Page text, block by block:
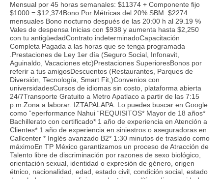
Mensual por 45 horas semanales: $11374 + Componente fijo
$1000 = $12,374Bono Por Métricas del 20% SBM .$2274
mensuales Bono nocturno después de las 20:00 h al 29.19 %
Vales de despensa Inicias con $938 y aumenta hasta $2,250
con tu antigüedadContrato indeterminadoCapacitación
Completa Pagada a las horas que se tenga programada
.Prestaciones de Ley 1er día (Seguro Social, Infonavit,
Aguinaldo, Vacaciones etc)Prestaciones SuperioresBonos por
referir a tus amigosDescuentos (Restaurantes, Parques de
Diversión, Tecnología, Smart Fit,)Convenios con
universidadesCursos de idiomas sin costo, plataforma abierta
24/7Transporte Gratuito a Metro Apatlaco a partir de las 7:15
p.m.Zona a laborar: IZTAPALAPA. Lo puedes buscar en Google
como “eperformance Nahui “REQUISITOS* Mayor de 18 años*
Bachillerato con certificado* 1 año de experiencia en Atención a
Clientes* 1 año de experiencia en siniestros o aseguradoras en
Callcenter * Inglés avanzado B2* 1:30 minutos de traslado como
máximoEn TP México garantizamos un proceso de Atracción de
Talento libre de discriminación por razones de sexo biológico,
orientación sexual, identidad o expresión de género, origen
étnico, nacionalidad, edad, estado civil, condición social, estado